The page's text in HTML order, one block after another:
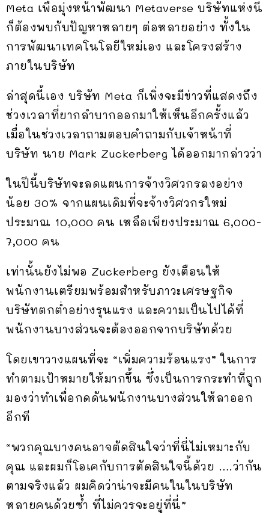
Meta เพื่อมุ่งหน้าพัฒนา Metaverse บริษัทแห่งนี้
ก็ต้องพบกับปัญหาหลายๆ ต่อหลายอย่าง ทั้งใน
การพัฒนาเทคโนโลยีใหม่เอง และโครงสร้าง
ภายในบริษัท
ล่าสุดนี้เอง บริษัท Meta ก็เพิ่งจะมีข่าวที่แสดงถึง
ช่วงเวลาที่ยากลำบากออกมาให้เห็นอีกครั้งแล้ว
เมื่อในช่วงเวลาถามตอบคำถามกับเจ้าหน้าที่
บริษัท นาย Mark Zuckerberg ได้ออกมากล่าวว่า
ในปีนี้บริษัทจะลดแผนการจ้างวิศวกรลงอย่าง
น้อย 30% จากแผนเดิมที่จะจ้างวิศวกรใหม่
ประมาณ 10,000 คน เหลือเพียงประมาณ 6,000-
7,000 คน
เท่านั้นยังไม่พอ Zuckerberg ยังเตือนให้
พนักงานเตรียมพร้อมสำหรับภาวะเศรษฐกิจ
บริษัทตกต่ำอย่างรุนแรง และความเป็นไปได้ที่
พนักงานบางส่วนจะต้องออกจากบริษัทด้วย
โดยเขาวางแผนที่จะ “เพิ่มความร้อนแรง” ในการ
ทำตามเป้าหมายให้มากขึ้น ซึ่งเป็นการกระทำที่ถูก
มองว่าทำเพื่อกดดันพนักงานบางส่วนให้ลาออก
อีกที
“พวกคุณบางคนอาจตัดสินใจว่าที่นี่ไม่เหมาะกับ
คุณ และผมก็โอเคกับการตัดสินใจนี้ด้วย ….ว่ากัน
ตามจริงแล้ว ผมคิดว่าน่าจะมีคนในในบริษัท
หลายคนด้วยซ้ำ ที่ไม่ควรจะอยู่ที่นี่”